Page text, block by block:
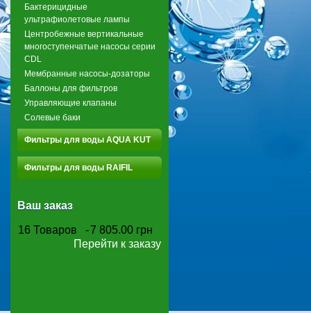
Бактерицидные
ультрафиолетовые лампы
Центробежные вертикальные
многоступенчатые насосы серии
CDL
Мембранные насосы-дозаторы
Баллоны для фильтров
Управляющие клапаны
Солевые баки
Фильтры для воды AQUA KUT
Фильтры для воды RAIFIL
Ваш заказ
16 Товаров -7 805.00 грн
Перейти к заказу